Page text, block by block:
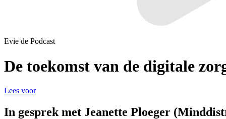
Evie de Podcast
De toekomst van de digitale
Lees voor
In gesprek met Jeanette Ploeger